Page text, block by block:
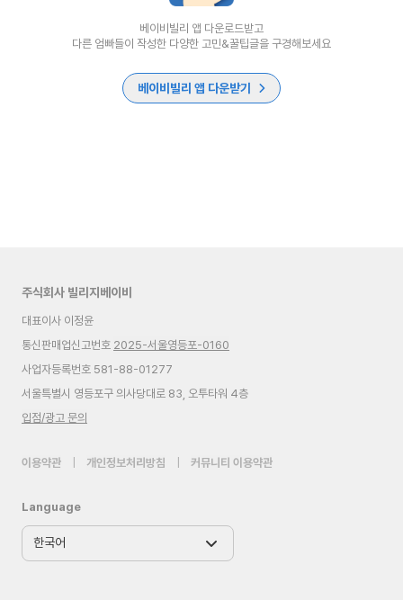
베이비빌리 앱 다운로드받고
다른 엄빠들이 작성한 다양한 고민&꿀팁글을 구경해보세요
베이비빌리 앱 다운받기
주식회사 빌리지베이비
대표이사 이정윤
통신판매업신고번호 2025-서울영등포-0160
사업자등록번호 581-88-01277
서울특별시 영등포구 의사당대로 83, 오투타워 4층
입점/광고 문의
이용약관 개인정보처리방침 커뮤니티 이용약관
Language